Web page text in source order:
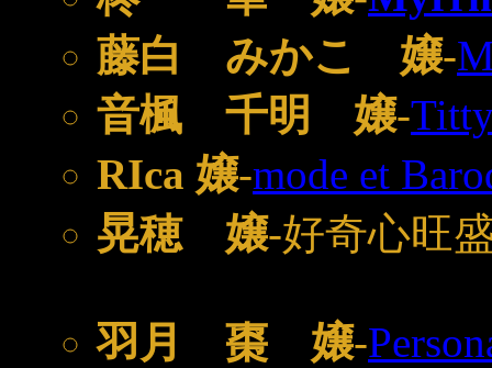
藤白 みかこ 嬢-
音楓 千明 嬢-
RIca 嬢-mode et
晃穂 嬢-好奇心旺
羽月 棗 嬢-